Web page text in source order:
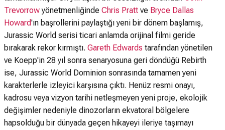
Trevorrowyönetmenliğinde Chris Pratt ve Bryce Dallas
Howard'ın başrollerini paylaştığı yeni bir dönem başlamış,
Jurassic World serisi ticari anlamda orijinal filmi geride
bırakarak rekor kırmıştı. Gareth Edwards tarafından yönetilen
ve Koepp'in 28 yıl sonra senaryosuna geri döndüğü Rebirth
ise, Jurassic World Dominion sonrasında tamamen yeni
karakterlerle izleyici karşısına çıktı. Henüz resmi onayı,
kadrosu veya vizyon tarihi netleşmeyen yeni proje, ekolojik
değişimler nedeniyle dinozorların ekvatoral bölgelere
hapsolduğu bir dünyada geçen hikayeyi ileriye taşımayı